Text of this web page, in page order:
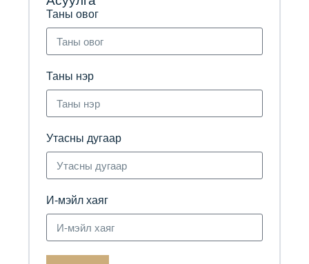
Таны овог
Таны нэр
Утасны дугаар
И-мэйл хаяг